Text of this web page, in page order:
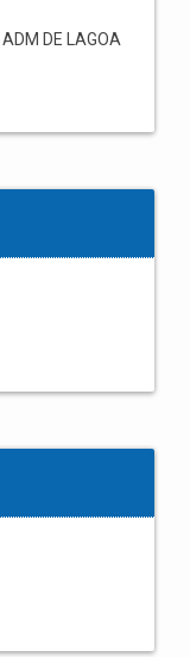
DE LAGOA